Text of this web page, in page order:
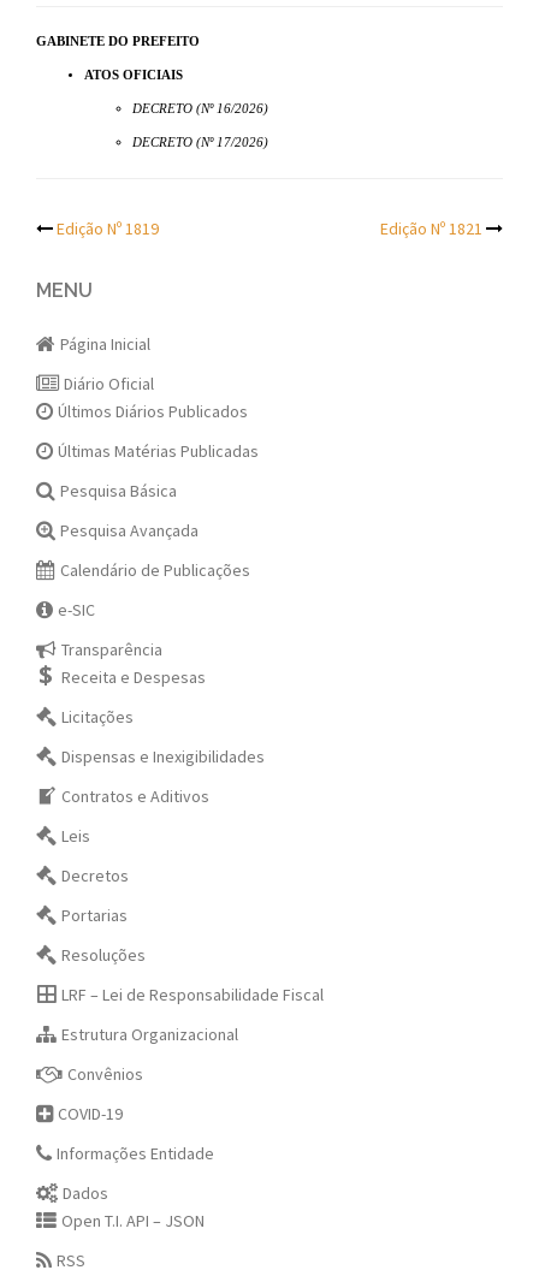
GABINETE DO PREFEITO
ATOS OFICIAIS
DECRETO (Nº 16/2026)
DECRETO (Nº 17/2026)
Post
navigation
Edição Nº 1819 Edição Nº 1821
MENU
Página Inicial
Diário Oficial
Últimos Diários Publicados
Últimas Matérias Publicadas
Pesquisa Básica
Pesquisa Avançada
Calendário de Publicações
e-SIC
Transparência
Receita e Despesas
Licitações
Dispensas e Inexigibilidades
Contratos e Aditivos
Leis
Decretos
Portarias
Resoluções
LRF – Lei de Responsabilidade Fiscal
Estrutura Organizacional
Convênios
COVID-19
Informações Entidade
Dados
Open T.I. API – JSON
RSS